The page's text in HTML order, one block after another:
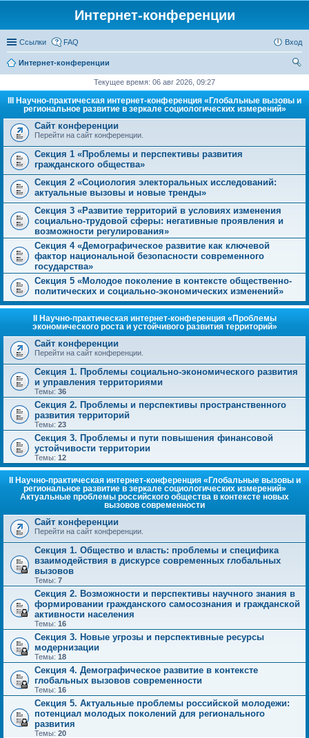
Интернет-конференции
Ссылки FAQ Вход
Интернет-конференции
Текущее время: 06 авг 2026, 09:27
III Научно-практическая интернет-конференция «Глобальные вызовы и
региональное развитие в зеркале социологических измерений»
Сайт конференции
Перейти на сайт конференции.
Секция 1 «Проблемы и перспективы развития
гражданского общества»
Секция 2 «Социология электоральных исследований:
актуальные вызовы и новые тренды»
Секция 3 «Развитие территорий в условиях изменения
социально-трудовой сферы: негативные проявления и
возможности регулирования»
Секция 4 «Демографическое развитие как ключевой
фактор национальной безопасности современного
государства»
Секция 5 «Молодое поколение в контексте общественно-
политических и социально-экономических изменений»
II Научно-практическая интернет-конференция «Проблемы
экономического роста и устойчивого развития территорий»
Сайт конференции
Перейти на сайт конференции.
Секция 1. Проблемы социально-экономического развития
и управления территориями
Темы: 36
Секция 2. Проблемы и перспективы пространственного
развития территорий
Темы: 23
Секция 3. Проблемы и пути повышения финансовой
устойчивости территории
Темы: 12
II Научно-практическая интернет-конференция «Глобальные вызовы и
региональное развитие в зеркале социологических измерений»
Актуальные проблемы российского общества в контексте новых
вызовов современности
Сайт конференции
Перейти на сайт конференции.
Секция 1. Общество и власть: проблемы и специфика
взаимодействия в дискурсе современных глобальных
вызовов
Темы: 7
Секция 2. Возможности и перспективы научного знания в
формировании гражданского самосознания и гражданской
активности населения
Темы: 16
Секция 3. Новые угрозы и перспективные ресурсы
модернизации
Темы: 18
Секция 4. Демографическое развитие в контексте
глобальных вызовов современности
Темы: 16
Секция 5. Актуальные проблемы российской молодежи:
потенциал молодых поколений для регионального
развития
Темы: 20